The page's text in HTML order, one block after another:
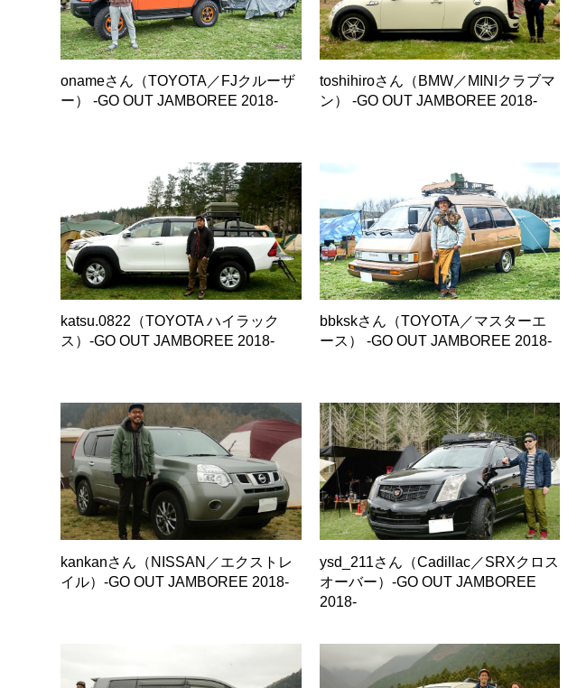
onameさん（TOYOTA／FJクルーザ
ー） -GO OUT JAMBOREE 2018-
toshihiroさん（BMW／MINIクラブマ
ン） -GO OUT JAMBOREE 2018-
katsu.0822（TOYOTA ハイラック
ス）-GO OUT JAMBOREE 2018-
bbkskさん（TOYOTA／マスターエ
ース） -GO OUT JAMBOREE 2018-
kankanさん（NISSAN／エクストレ
イル）-GO OUT JAMBOREE 2018-
ysd_211さん（Cadillac／SRXクロス
オーバー）-GO OUT JAMBOREE
2018-